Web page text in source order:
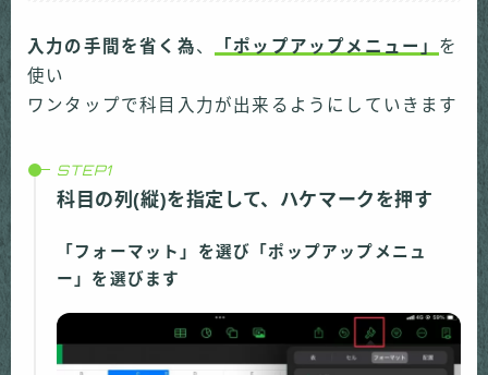
入力の手間を省く為、 「ポップアップメニュー」 を
使い
ワンタップで科目入力が出来るようにしていきます
科目の列(縦)を指定して、ハケマークを押す
「フォーマット」を選び「ポップアップメニュ
ー」を選びます